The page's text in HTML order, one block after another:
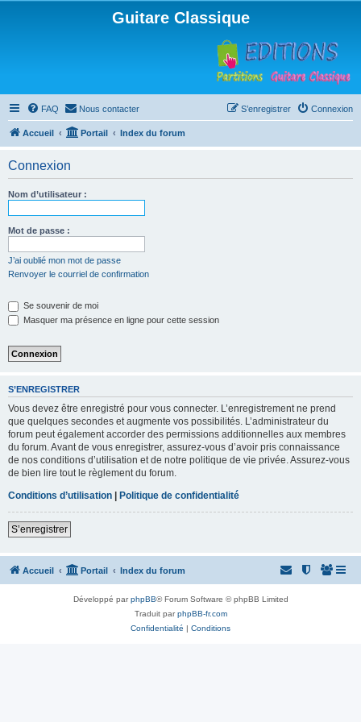
Guitare Classique
FAQ Nous contacter Connexion
S’enregistrer
Accueil Portail Index du forum
Connexion
Nom d’utilisateur :
Mot de passe :
J’ai oublié mon mot de passe
Renvoyer le courriel de confirmation
Se souvenir de moi
Masquer ma présence en ligne pour cette session
S’ENREGISTRER
Vous devez être enregistré pour vous connecter. L’enregistrement ne prend
que quelques secondes et augmente vos possibilités. L’administrateur du
forum peut également accorder des permissions additionnelles aux membres
du forum. Avant de vous enregistrer, assurez-vous d’avoir pris connaissance
de nos conditions d’utilisation et de notre politique de vie privée. Assurez-vous
de bien lire tout le règlement du forum.
Conditions d’utilisation | Politique de confidentialité
S’enregistrer
Accueil Portail Index du forum
Développé parphpBB® Forum Software © phpBB Limited
Traduit parphpBB-fr.com
Confidentialité | Conditions